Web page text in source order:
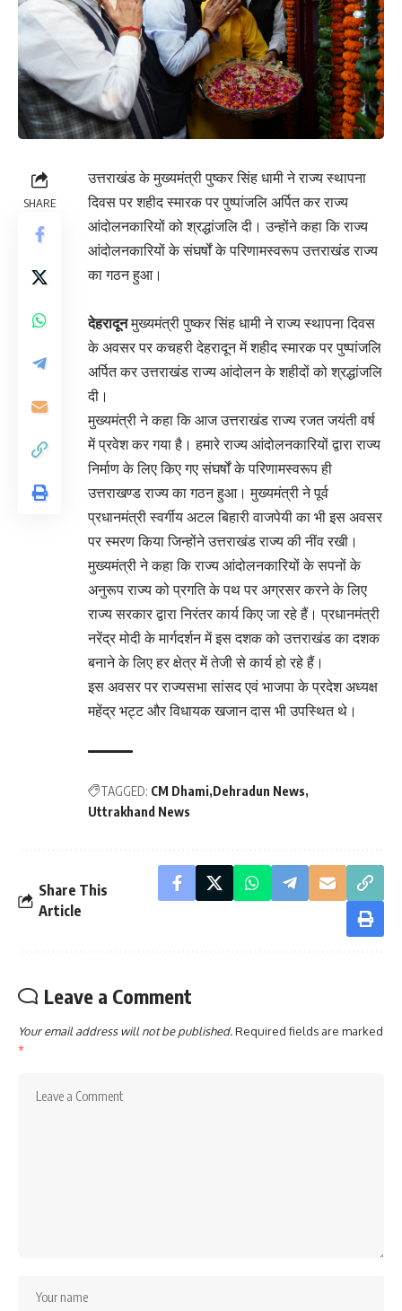
SHARE
उत्तराखंड के मुख्यमंत्री पुष्कर सिंह धामी ने राज्य स्थापना
दिवस पर शहीद स्मारक पर पुष्पांजलि अर्पित कर राज्य
आंदोलनकारियों को श्रद्धांजलि दी। उन्होंने कहा कि राज्य
आंदोलनकारियों के संघर्षों के परिणामस्वरूप उत्तराखंड राज्य
का गठन हुआ।
देहरादूनमुख्यमंत्री पुष्कर सिंह धामी ने राज्य स्थापना दिवस
के अवसर पर कचहरी देहरादून में शहीद स्मारक पर पुष्पांजलि
अर्पित कर उत्तराखंड राज्य आंदोलन के शहीदों को श्रद्धांजलि
दी।
मुख्यमंत्री ने कहा कि आज उत्तराखंड राज्य रजत जयंती वर्ष
में प्रवेश कर गया है। हमारे राज्य आंदोलनकारियों द्वारा राज्य
निर्माण के लिए किए गए संघर्षों के परिणामस्वरूप ही
उत्तराखण्ड राज्य का गठन हुआ। मुख्यमंत्री ने पूर्व
प्रधानमंत्री स्वर्गीय अटल बिहारी वाजपेयी का भी इस अवसर
पर स्मरण किया जिन्होंने उत्तराखंड राज्य की नींव रखी।
मुख्यमंत्री ने कहा कि राज्य आंदोलनकारियों के सपनों के
अनुरूप राज्य को प्रगति के पथ पर अग्रसर करने के लिए
राज्य सरकार द्वारा निरंतर कार्य किए जा रहे हैं। प्रधानमंत्री
नरेंद्र मोदी के मार्गदर्शन में इस दशक को उत्तराखंड का दशक
बनाने के लिए हर क्षेत्र में तेजी से कार्य हो रहे हैं।
इस अवसर पर राज्यसभा सांसद एवं भाजपा के प्रदेश अध्यक्ष
महेंद्र भट्ट और विधायक खजान दास भी उपस्थित थे।
TAGGED: CM Dhami Dehradun News
Uttrakhand News
Share This
Article
Leave a Comment
Your email address will not be published.Required fields are marked
*